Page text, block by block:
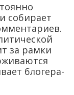
собирает
за рамки
блогера-